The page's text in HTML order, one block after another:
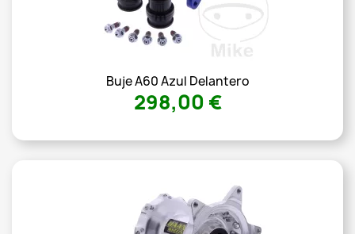
Buje A60 Azul Delantero
298,00 €